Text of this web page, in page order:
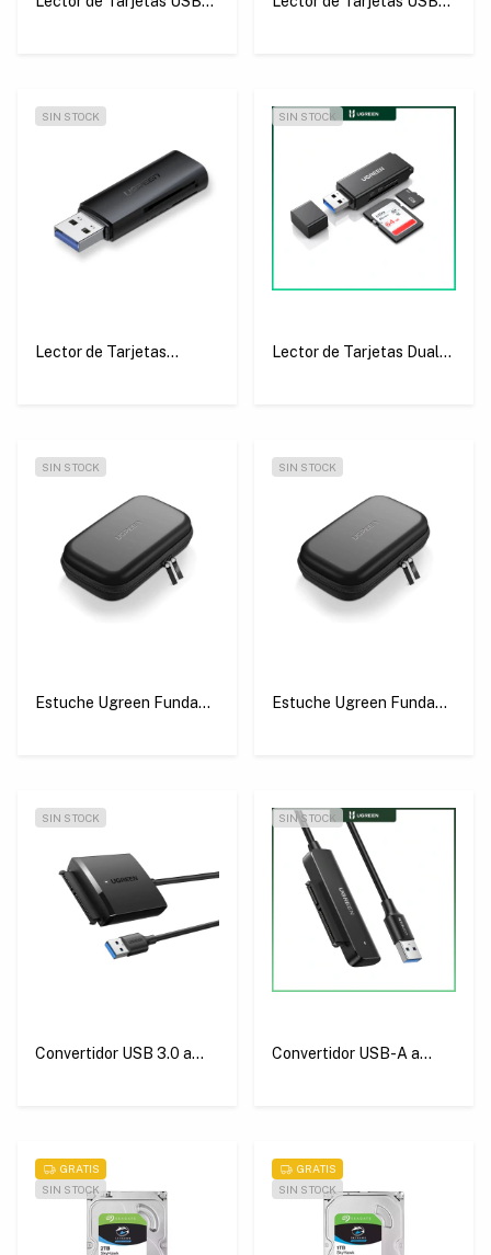
SIN STOCK
Lector de Tarjetas
SIN STOCK
Lector de Tarjetas Dual
SIN STOCK
Estuche Ugreen Funda
SIN STOCK
Estuche Ugreen Funda
SIN STOCK
Convertidor USB 3.0 a
SIN STOCK
Convertidor USB-A a
SIN STOCK
GRATIS
SIN STOCK
GRATIS